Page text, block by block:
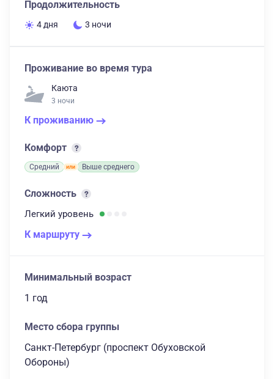
Продолжительность
4 дня 3 ночи
Проживание во время тура
Каюта
3 ночи
К проживанию
Комфорт
Средний Выше среднего
Сложность
Легкий уровень
К маршруту
Минимальный возраст
1 год
Место сбора группы
Санкт-Петербург (проспект Обуховской
Обороны)